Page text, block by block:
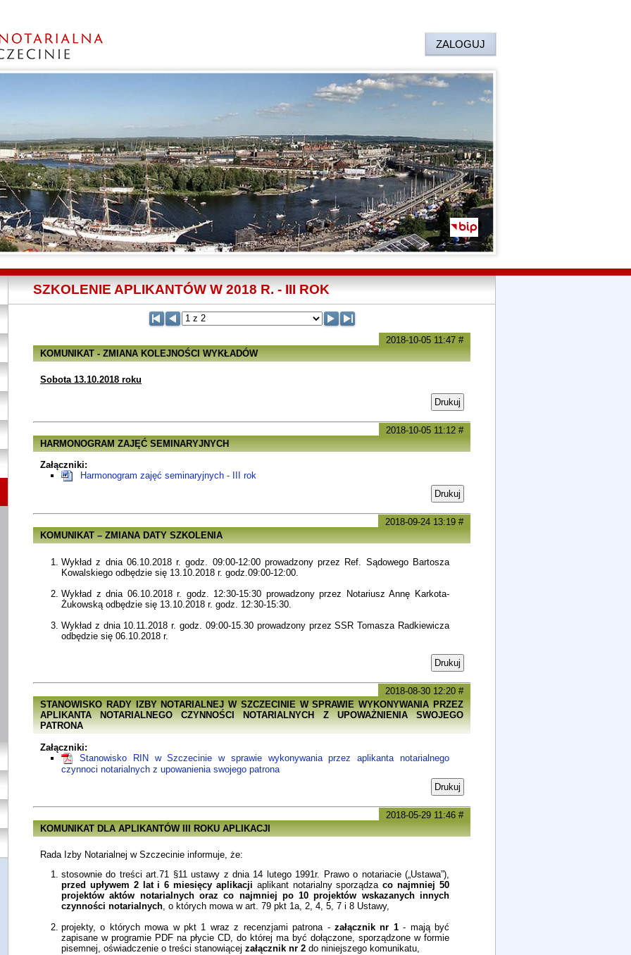
ZALOGUJ
SZKOLENIE APLIKANTÓW W 2018 R. - III ROK
2018-10-05 11:47 #
KOMUNIKAT - ZMIANA KOLEJNOŚCI WYKŁADÓW
Sobota 13.10.2018 roku
Drukuj
2018-10-05 11:12 #
HARMONOGRAM ZAJĘĆ SEMINARYJNYCH
Załączniki:
Harmonogram zajęć seminaryjnych - III rok
Drukuj
2018-09-24 13:19 #
KOMUNIKAT – ZMIANA DATY SZKOLENIA
Wykład z dnia 06.10.2018 r. godz. 09:00-12:00 prowadzony przez Ref. Sądowego Bartosza
Kowalskiego odbędzie się 13.10.2018 r. godz.09:00-12:00.
Wykład z dnia 06.10.2018 r. godz. 12:30-15:30 prowadzony przez Notariusz Annę Karkota-
Żukowską odbędzie się 13.10.2018 r. godz. 12:30-15:30.
Wykład z dnia 10.11.2018 r. godz. 09:00-15.30 prowadzony przez SSR Tomasza Radkiewicza
odbędzie się 06.10.2018 r.
Drukuj
2018-08-30 12:20 #
STANOWISKO RADY IZBY NOTARIALNEJ W SZCZECINIE W SPRAWIE WYKONYWANIA PRZEZ
APLIKANTA NOTARIALNEGO CZYNNOŚCI NOTARIALNYCH Z UPOWAŻNIENIA SWOJEGO
PATRONA
Załączniki:
Stanowisko RIN w Szczecinie w sprawie wykonywania przez aplikanta notarialnego
czynnoci notarialnych z upowanienia swojego patrona
Drukuj
2018-05-29 11:46 #
KOMUNIKAT DLA APLIKANTÓW III ROKU APLIKACJI
Rada Izby Notarialnej w Szczecinie informuje, że:
stosownie do treści art.71 §11 ustawy z dnia 14 lutego 1991r. Prawo o notariacie („Ustawa”),
przed upływem 2 lat i 6 miesięcy aplikacji aplikant notarialny sporządzaco najmniej 50
projektów aktów notarialnych oraz co najmniej po 10 projektów wskazanych innych
czynności notarialnych, o których mowa w art. 79 pkt 1a, 2, 4, 5, 7 i 8 Ustawy,
projekty, o których mowa w pkt 1 wraz z recenzjami patrona - załącznik nr 1- mają być
zapisane w programie PDF na płycie CD, do której ma być dołączone, sporządzone w formie
pisemnej, oświadczenie o treści stanowiącej załącznik nr 2 do niniejszego komunikatu,